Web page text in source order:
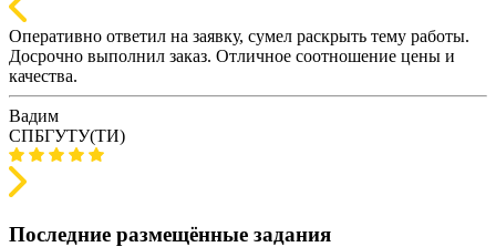
Оперативно ответил на заявку, сумел раскрыть тему работы.
Досрочно выполнил заказ. Отличное соотношение цены и
качества.
Вадим
СПБГУТУ(ТИ)
Последние размещённые задания